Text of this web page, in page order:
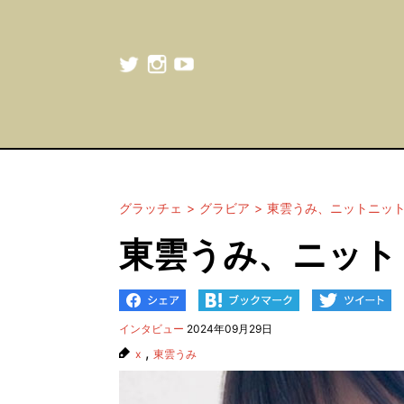
グラッチェ グラビア 東雲うみ、ニットニッ
東雲うみ、ニッ
インタビュー 2024年09月29日
x , 東雲うみ